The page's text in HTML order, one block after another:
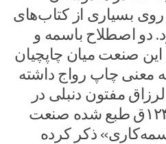
بسیاری از کتاب‌های
دو اصطلاح باسمه و
این صنعت میان چاپچیان
معنی چاپ رواج داشته
مفتون دنبلی در
مآثر سلطانیه که در ۱۲۴۱ق طبع شده صنعت
ذکر کرده